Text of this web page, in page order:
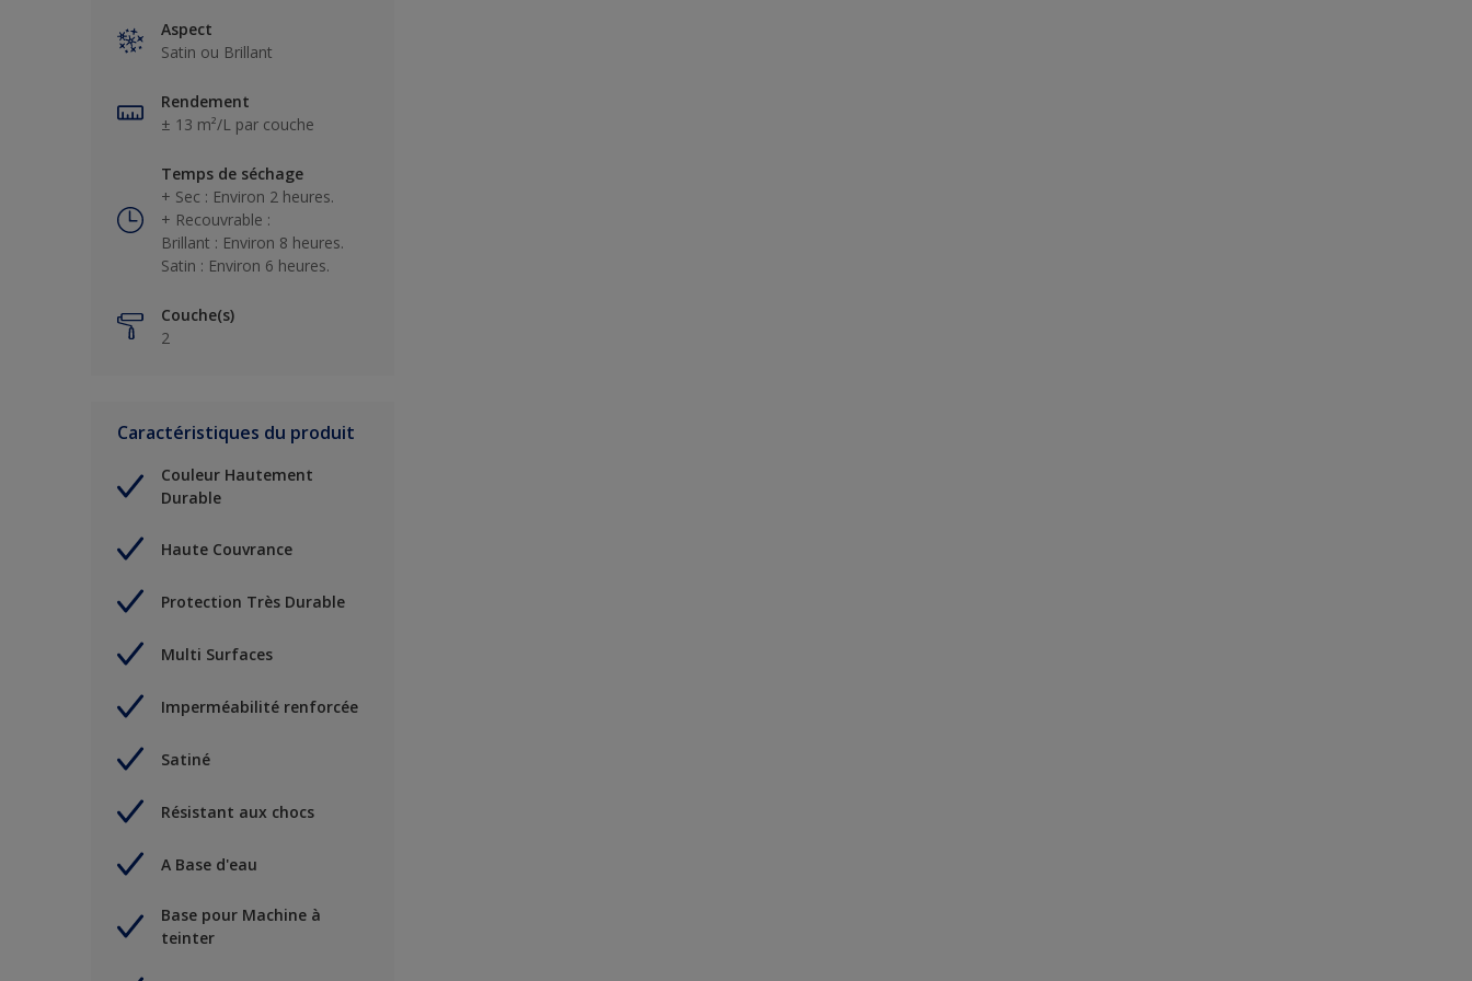
Aspect
Satin ou Brillant
Rendement
± 13 m²/L par couche
Temps de séchage
+ Sec : Environ 2 heures.
+ Recouvrable :
Brillant : Environ 8 heures.
Satin : Environ 6 heures.
Couche(s)
2
Caractéristiques du produit
Couleur Hautement
Durable
Haute Couvrance
Protection Très Durable
Multi Surfaces
Imperméabilité renforcée
Satiné
Résistant aux chocs
A Base d'eau
Base pour Machine à
teinter